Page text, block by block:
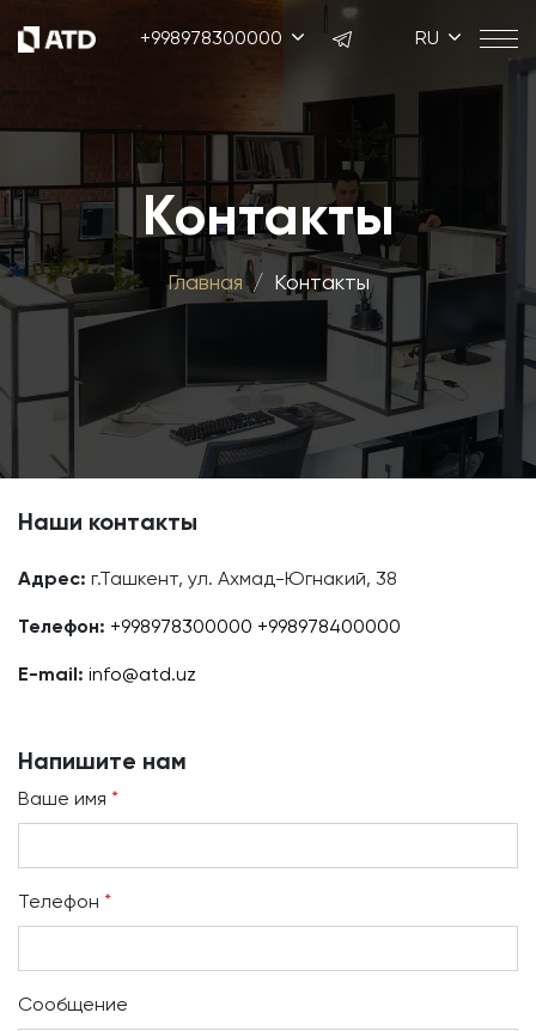
+998978300000 RU
Контакты
Главная Контакты
Наши контакты
Адрес: г.Ташкент, ул. Ахмад-Югнакий, 38
Телефон: +998978300000 +998978400000
E-mail: info@atd.uz
Напишите нам
Ваше имя *
Телефон *
Сообщение